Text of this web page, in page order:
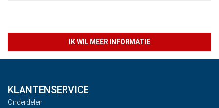
IK WIL MEER INFORMATIE
KLANTENSERVICE
Onderdelen